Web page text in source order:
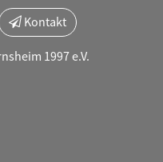
Kontakt
1997 e.V.